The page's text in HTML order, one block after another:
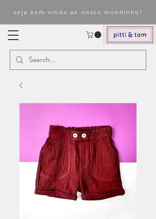
seja bem-vindo ao nosso mundinho!